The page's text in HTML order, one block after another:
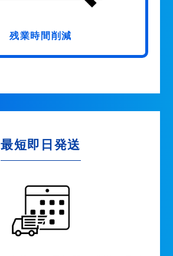
残業時間削減
最短即日発送